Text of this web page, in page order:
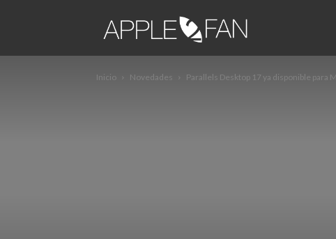
Inicio Novedades Parallels Desktop 17 ya disponible para